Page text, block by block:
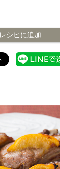
シピに追加